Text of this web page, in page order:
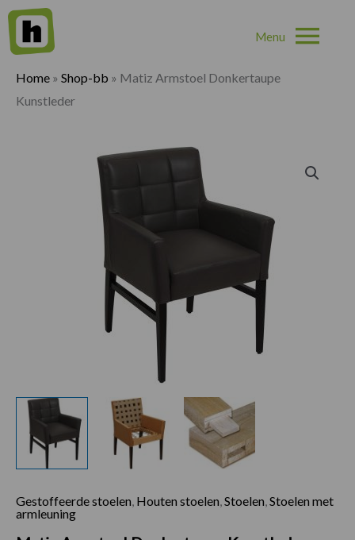
Home » Shop-bb » Matiz Armstoel Donkertaupe
Kunstleder
Gestoffeerde stoelen Houten stoelen Stoelen Stoelen met
armleuning
Matiz Armstoel